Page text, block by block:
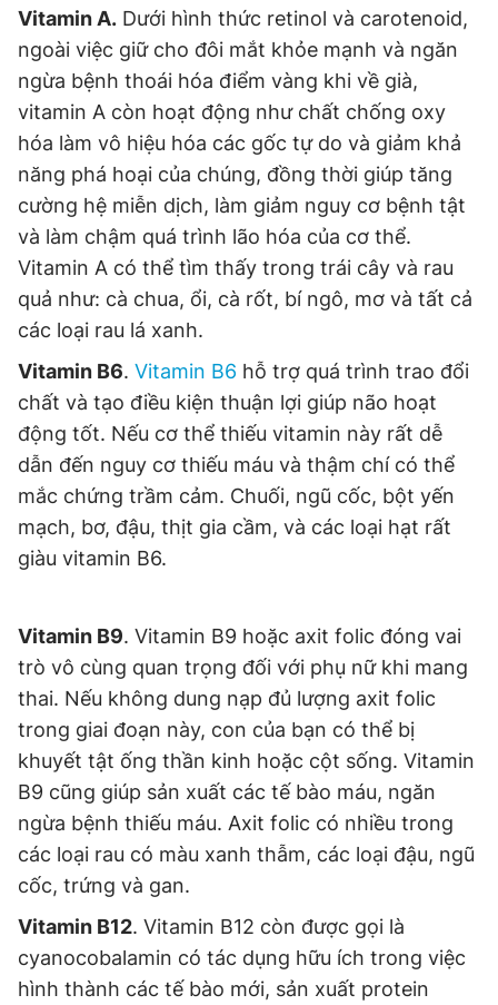
Giấy phép xuất bản số 110/GP - BTTTT cấp ngày 24.3.2020
© 2003-2026 Bản quyền thuộc về Báo Thanh Niên. Cấm sao
chép dưới mọi hình thức nếu không có sự chấp thuận bằng văn
bản. Phát triển bởi ePi Technologies, JSC.
Vitamin A. Dưới hình thức retinol và carotenoid,
ngoài việc giữ cho đôi mắt khỏe mạnh và ngăn
ngừa bệnh thoái hóa điểm vàng khi về già,
vitamin A còn hoạt động như chất chống oxy
hóa làm vô hiệu hóa các gốc tự do và giảm khả
năng phá hoại của chúng, đồng thời giúp tăng
cường hệ miễn dịch, làm giảm nguy cơ bệnh tật
và làm chậm quá trình lão hóa của cơ thể.
Vitamin A có thể tìm thấy trong trái cây và rau
quả như: cà chua, ổi, cà rốt, bí ngô, mơ và tất cả
các loại rau lá xanh.
Vitamin B6. Vitamin B6 hỗ trợ quá trình trao đổi
chất và tạo điều kiện thuận lợi giúp não hoạt
động tốt. Nếu cơ thể thiếu vitamin này rất dễ
dẫn đến nguy cơ thiếu máu và thậm chí có thể
mắc chứng trầm cảm. Chuối, ngũ cốc, bột yến
mạch, bơ, đậu, thịt gia cầm, và các loại hạt rất
giàu vitamin B6.
Vitamin B9. Vitamin B9 hoặc axit folic đóng vai
trò vô cùng quan trọng đối với phụ nữ khi mang
thai. Nếu không dung nạp đủ lượng axit folic
trong giai đoạn này, con của bạn có thể bị
khuyết tật ống thần kinh hoặc cột sống. Vitamin
B9 cũng giúp sản xuất các tế bào máu, ngăn
ngừa bệnh thiếu máu. Axit folic có nhiều trong
các loại rau có màu xanh thẫm, các loại đậu, ngũ
cốc, trứng và gan.
Vitamin B12. Vitamin B12 còn được gọi là
cyanocobalamin có tác dụng hữu ích trong việc
hình thành các tế bào mới, sản xuất protein